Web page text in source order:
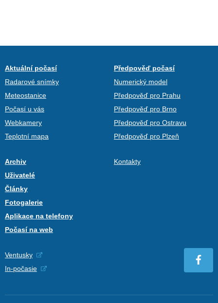
Aktuální počasí
Radarové snímky
Meteostanice
Počasí u vás
Webkamery
Teplotní mapa
Předpověď počasí
Numerický model
Předpověď pro Prahu
Předpověď pro Brno
Předpověď pro Ostravu
Předpověď pro Plzeň
Archiv
Uživatelé
Články
Fotogalerie
Aplikace na telefony
Počasí na web
Kontakty
Ventusky
In-počasie